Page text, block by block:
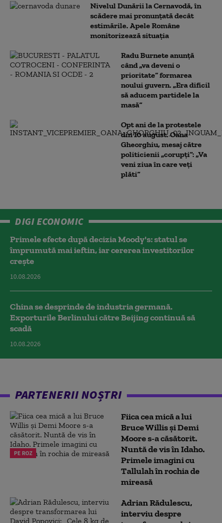
Nivelul Dunării la Cernavodă, în
scădere mai pronunțată decât
estimările. Apele Române
monitorizează situația
Radu Burnete anunță
când „va deveni o
prioritate” formarea
noului guvern. „Era dificil
să aducem partidele la
masă”
Opt ani de la protestele
din 10 august. Oana
Gheorghiu, mesaj către
politicienii „corupți”: „Va
veni ziua în care veţi
plăti”
DIGI ECONOMIC
Primele efecte după decizia Moody's: statul se
împrumută mai ieftin, iar cererea investitorilor
crește
10.08.2026
China se desprinde de industria germană.
Exporturile Berlinului către Beijing continuă să
scadă
10.08.2026
PARTENERII NOȘTRI
PE ROZ
Fiica cea mică a lui
Bruce Willis și Demi
Moore s-a căsătorit.
Nuntă de vis în Idaho.
Primele imagini cu
Tallulah în rochia de
mireasă
Adrian Rădulescu,
interviu despre